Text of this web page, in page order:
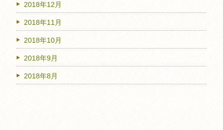
2018年12月
2018年11月
2018年10月
2018年9月
2018年8月